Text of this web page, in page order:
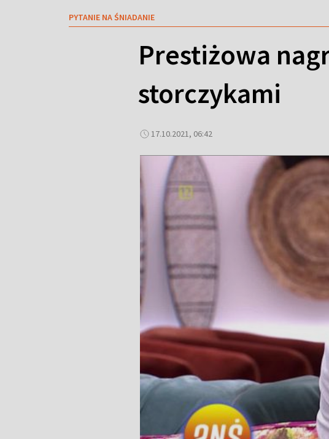
PYTANIE NA ŚNIADANIE
Prestiżowa
storczykami
17.10.2021, 06:42